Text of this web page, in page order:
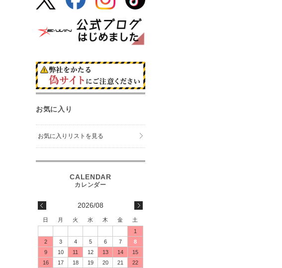
お気に入り
お気に入りリストを見る
2026/08
日 月 火 水 木 金
土
1
2
3 4 5 6 7
8
9
10 11 12 13 14
15
16
17 18 19 20 21 22